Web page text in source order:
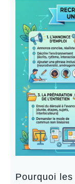
Pourquoi